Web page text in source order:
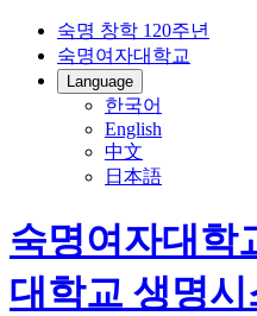
숙명 창학 120주년
숙명여자대학교
Language
한국어
English
中文
日本語
숙명여자대학
대학교 생명